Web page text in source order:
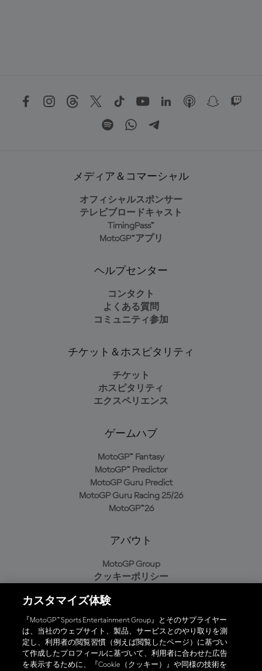
メディア＆コマーシャル
オフィシャルスポンサー
テレビブロードキャスト
TimingPass™
MotoGP™アプリ
ヘルプセンター
コンタクト
よくある質問
コミュニティ参加
チケット＆ホスピタリティ
チケット
ホスピタリティ
エクスペリエンス
ゲームハブ
MotoGP™ Fantasy
MotoGP™ Predictor
MotoGP Guru Predict
MotoGP Guru Racing 25/26
MotoGP™26
アバウト
MotoGP Group
クッキーポリシー
プライバシーポリシー
購入ポリシー
オフィシャルアプリ
カスタマイズ体験
『MotoGP™ Sports Entertainment Group』とそのサプライヤー
は、当社のウェブサイト、製品、サービスとのやり取りを測
定し、利用者の閲覧習慣（例えば閲覧したページ）に基づい
て作成したプロフィールに基づいて、利用者に合わせた広告
を表示するために、『Cookie（クッキー）』や同様の技術を